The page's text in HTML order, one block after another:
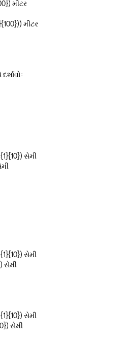
મીટર
મીટર
સેમી
સેમી
સેમી
સેમી
સેમી